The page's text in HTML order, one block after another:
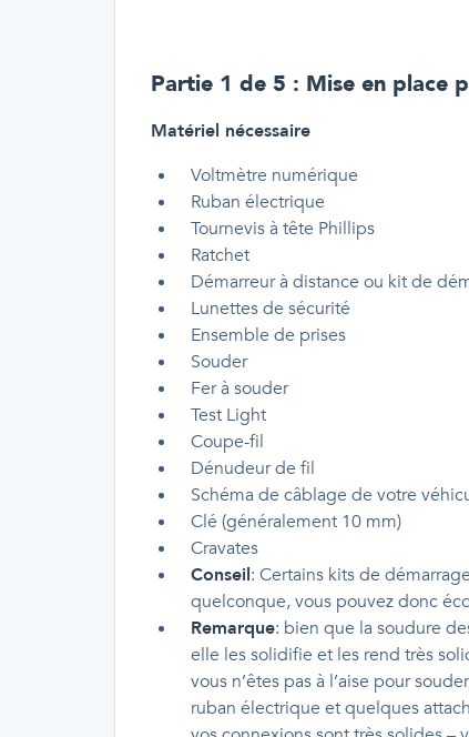
Partie 1 de 5 : Mise en place
Matériel nécessaire
Voltmètre numérique
Ruban électrique
Tournevis à tête Phillips
Ratchet
Démarreur à distance ou kit de
Lunettes de sécurité
Ensemble de prises
Souder
Fer à souder
Test Light
Coupe-fil
Dénudeur de fil
Schéma de câblage de votre
Clé (généralement 10 mm)
Cravates
Conseil: Certains kits de
quelconque, vous pouvez donc
Remarque: bien que la soudure
elle les solidifie et les rend très
vous n’êtes pas à l’aise pour
ruban électrique et quelques